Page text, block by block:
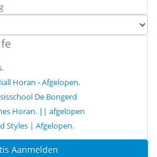
Horan - Afgelopen.
De Bongerd
Horan. || afgelopen
Styles | Afgelopen.
Aanmelden